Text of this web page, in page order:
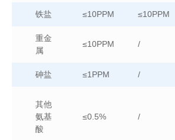
铁盐 ≤10PPM ≤10PPM
重金
属
≤10PPM /
砷盐 ≤1PPM /
其他
氨基
酸
≤0.5% /